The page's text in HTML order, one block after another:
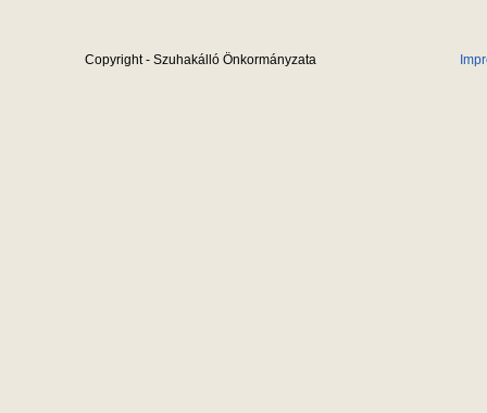
Copyright - Szuhakálló Önkormányzata